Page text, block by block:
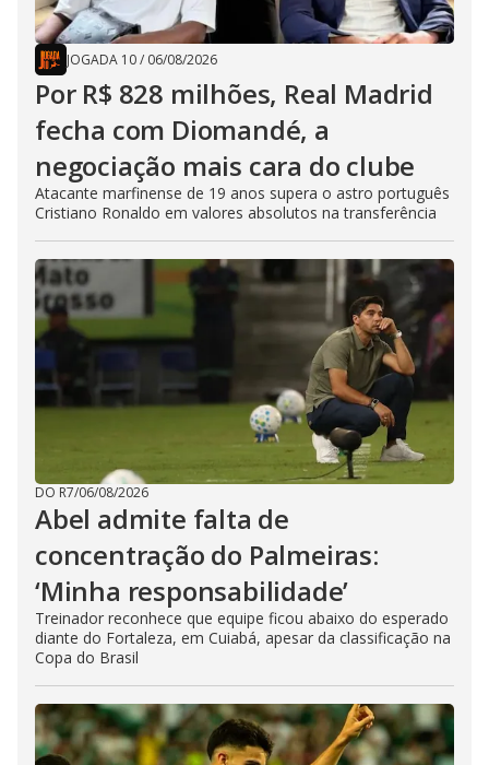
JOGADA 10/ 06/08/2026
Por R$ 828 milhões, Real Madrid
fecha com Diomandé, a
negociação mais cara do clube
Atacante marfinense de 19 anos supera o astro português
Cristiano Ronaldo em valores absolutos na transferência
DO R7/06/08/2026
Abel admite falta de
concentração do Palmeiras:
‘Minha responsabilidade’
Treinador reconhece que equipe ficou abaixo do esperado
diante do Fortaleza, em Cuiabá, apesar da classificação na
Copa do Brasil